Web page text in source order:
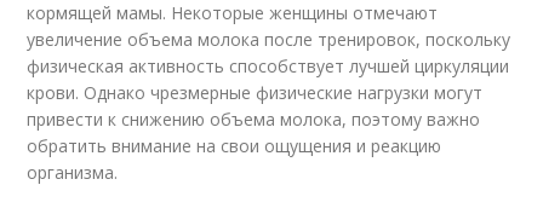
кормящей мамы. Некоторые женщины отмечают
увеличение объема молока после тренировок, поскольку
физическая активность способствует лучшей циркуляции
крови. Однако чрезмерные физические нагрузки могут
привести к снижению объема молока, поэтому важно
обратить внимание на свои ощущения и реакцию
организма.